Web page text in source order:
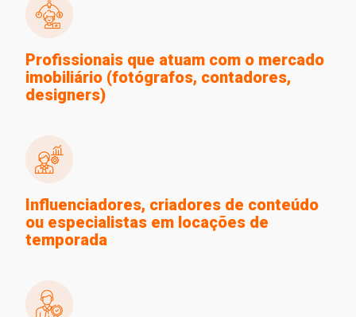
Profissionais que atuam com o mercado
imobiliário (fotógrafos, contadores,
designers)
Influenciadores, criadores de conteúdo
ou especialistas em locações de
temporada